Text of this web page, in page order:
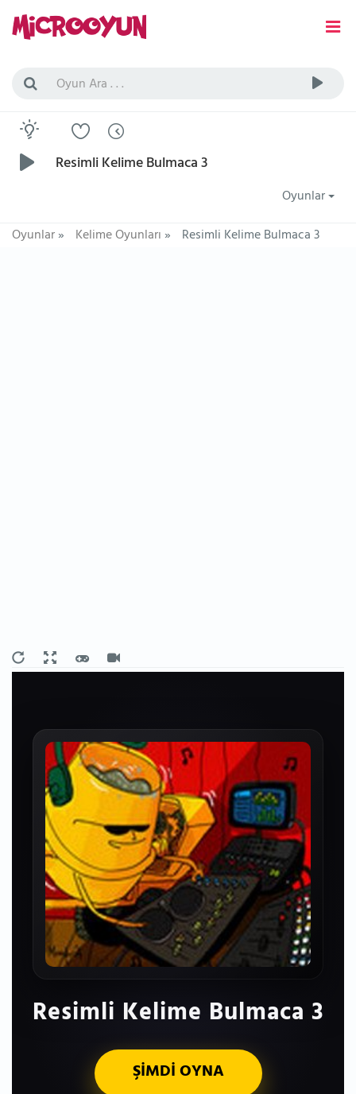
Resimli Kelime Bulmaca 3
Oyunlar
Oyunlar» Kelime Oyunları» Resimli Kelime Bulmaca 3
Resimli Kelime Bulmaca 3
ŞİMDİ OYNA